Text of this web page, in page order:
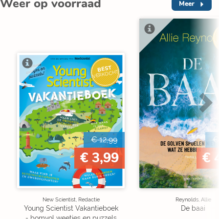
Weer op voorraad Meer
BEST
VERKOCHT
€ 12,99
€ 3,99
New Scientist, Redactie
Young Scientist Vakantieboek
€
€
Reynolds, Allie
De baai